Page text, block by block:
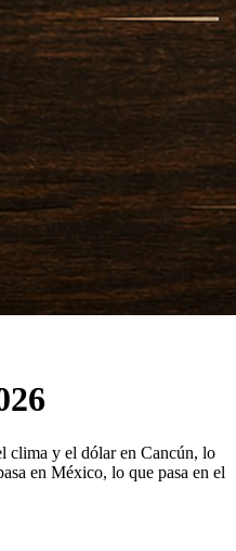
clima y el dólar en Cancún, lo
en México, lo que pasa en el